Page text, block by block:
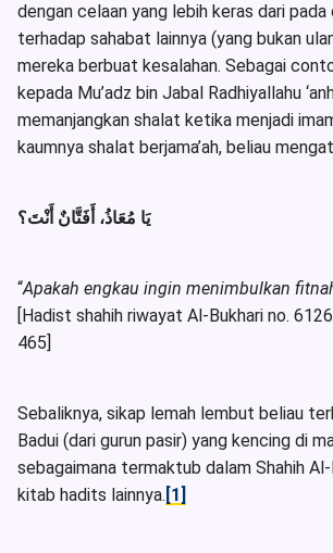
dengan celaan yang lebih keras dari pada
terhadap sahabat lainnya (yang bukan
mereka berbuat kesalahan. Sebagai
kepada Mu’adz bin Jabal Radhiyallahu
memanjangkan shalat ketika menjadi
kaumnya shalat berjama’ah, beliau
يَا مُعَاذُ، أَفَتَّانٌ أَنْتَ؟
“Apakah engkau ingin menimbulkan
[Hadist shahih riwayat Al-Bukhari no.
465]
Sebaliknya, sikap lemah lembut beliau
Badui (dari gurun pasir) yang kencing di
sebagaimana termaktub dalam Shahih
kitab hadits lainnya. [1]